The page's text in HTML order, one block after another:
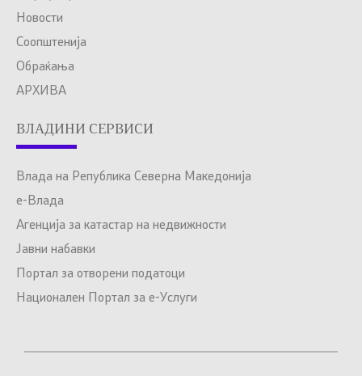
Новости
Соопштенија
Обраќања
АРХИВА
ВЛАДИНИ СЕРВИСИ
Влада на Република Северна Македонија
е-Влада
Агенција за катастар на недвижности
Јавни набавки
Портал за отворени податоци
Национален Портал за е-Услуги